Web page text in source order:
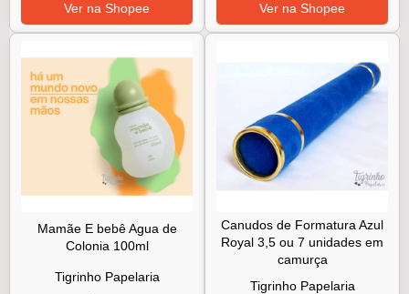
Ver na Shopee Ver na Shopee
Mamãe E bebê Agua de
Colonia 100ml
Tigrinho Papelaria
Canudos de Formatura Azul
Royal 3,5 ou 7 unidades em
camurça
Tigrinho Papelaria